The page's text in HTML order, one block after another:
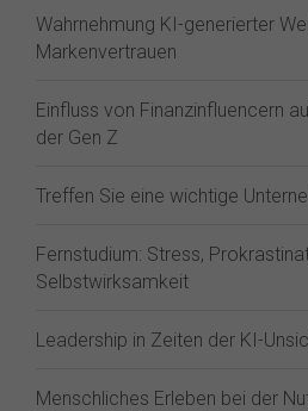
Wahrnehmung KI-generierter
Markenvertrauen
Einfluss von Finanzinfluencern
der Gen Z⁠
Treffen Sie eine wichtige
Fernstudium: Stress,
Selbstwirksamkeit
Leadership in Zeiten der KI-
Menschliches Erleben bei der